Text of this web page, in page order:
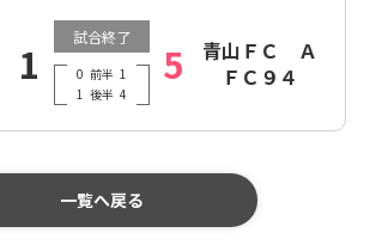
1
試合終了
0 前半 1
1 後半 4
5
青山ＦＣ Ａ
ＦＣ９４
一覧へ戻る